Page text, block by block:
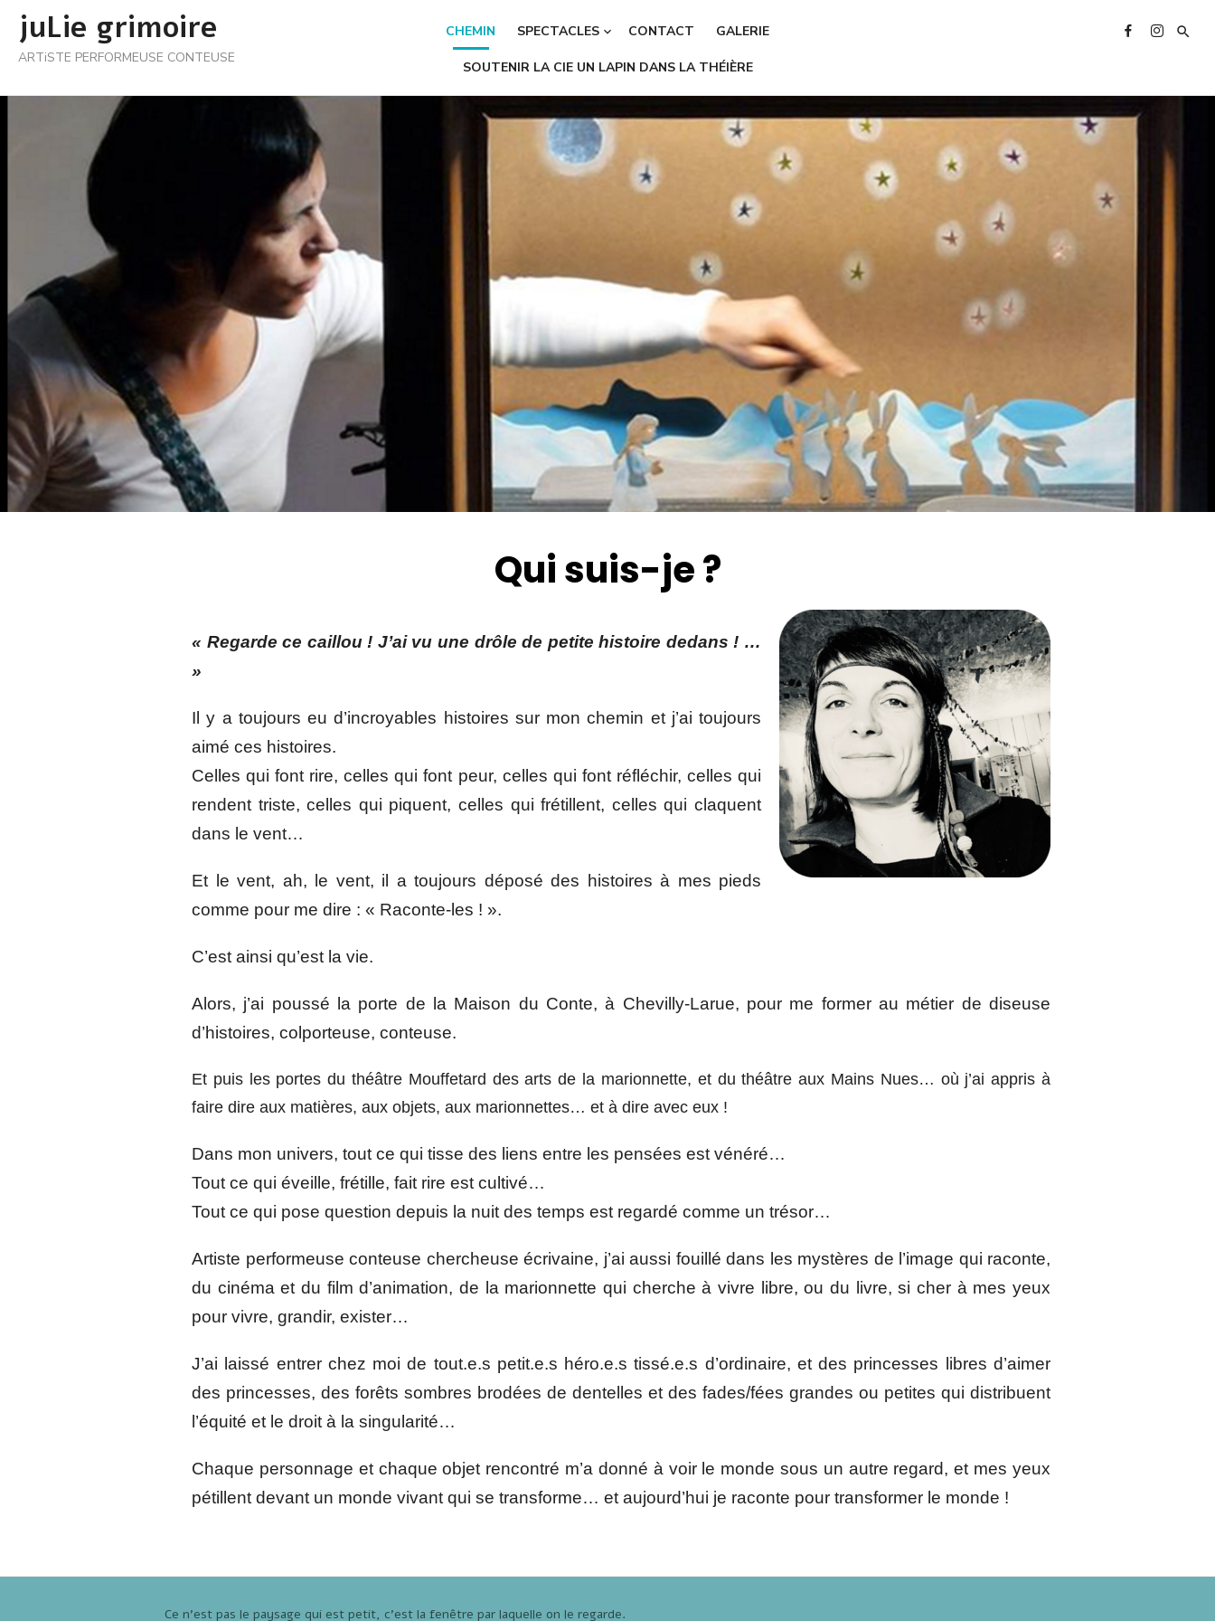
Skip
content
juLie grimoire
ARTiSTE PERFORMEUSE CONTEUSE
CHEMIN SPECTACLES CONTACT GALERIE
SOUTENIR LA CIE UN LAPIN DANS LA THÉIÈRE
Qui suis-je ?
« Regarde ce caillou ! J’ai vu une drôle de petite histoire dedans ! …
»
Il y a toujours eu d’incroyables histoires sur mon chemin et j’ai toujours
aimé ces histoires.
Celles qui font rire, celles qui font peur, celles qui font réfléchir, celles qui
rendent triste, celles qui piquent, celles qui frétillent, celles qui claquent
dans le vent…
Et le vent, ah, le vent, il a toujours déposé des histoires à mes pieds
comme pour me dire : « Raconte-les ! ».
C’est ainsi qu’est la vie.
Alors, j’ai poussé la porte de la Maison du Conte, à Chevilly-Larue, pour me former au métier de diseuse
d’histoires, colporteuse, conteuse.
Et puis les portes du théâtre Mouffetard des arts de la marionnette, et du théâtre aux Mains Nues… où j’ai appris à
faire dire aux matières, aux objets, aux marionnettes… et à dire avec eux !
Dans mon univers, tout ce qui tisse des liens entre les pensées est vénéré…
Tout ce qui éveille, frétille, fait rire est cultivé…
Tout ce qui pose question depuis la nuit des temps est regardé comme un trésor…
Artiste performeuse conteuse chercheuse écrivaine, j’ai aussi fouillé dans les mystères de l’image qui raconte,
du cinéma et du film d’animation, de la marionnette qui cherche à vivre libre, ou du livre, si cher à mes yeux
pour vivre, grandir, exister…
J’ai laissé entrer chez moi de tout.e.s petit.e.s héro.e.s tissé.e.s d’ordinaire, et des princesses libres d’aimer
des princesses, des forêts sombres brodées de dentelles et des fades/fées grandes ou petites qui distribuent
l’équité et le droit à la singularité…
Chaque personnage et chaque objet rencontré m’a donné à voir le monde sous un autre regard, et mes yeux
pétillent devant un monde vivant qui se transforme… et aujourd’hui je raconte pour transformer le monde !
Ce n'est pas le paysage qui est petit, c'est la fenêtre par laquelle on le regarde.